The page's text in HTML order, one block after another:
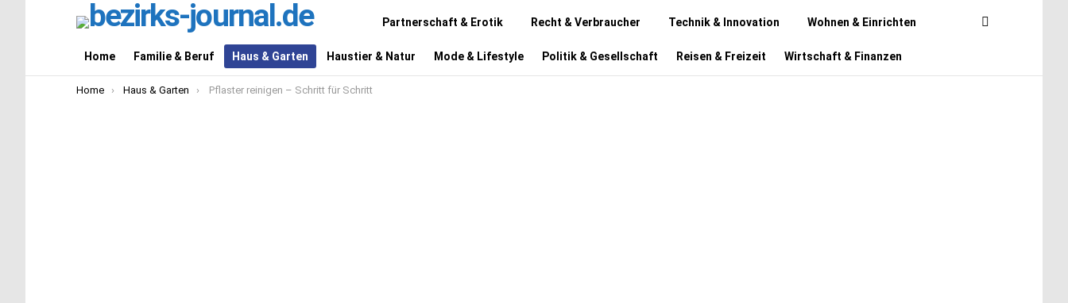
Partnerschaft & Erotik Recht & Verbraucher Technik & Innovation Wohnen & Einrichten
Home Familie & Beruf Haus & Garten Haustier & Natur Mode & Lifestyle Politik & Gesellschaft Reisen & Freizeit Wirtschaft & Finanzen
You are here:
Home Haus & Garten Pflaster reinigen – Schritt für Schritt